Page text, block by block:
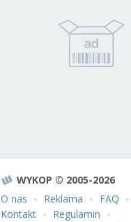
WYKOP © 2005-2026
O nas
Reklama
FAQ
Kontakt
Regulamin